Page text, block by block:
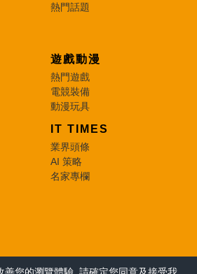
熱門話題
遊戲動漫
熱門遊戲
電競裝備
動漫玩具
IT TIMES
業界頭條
AI 策略
名家專欄